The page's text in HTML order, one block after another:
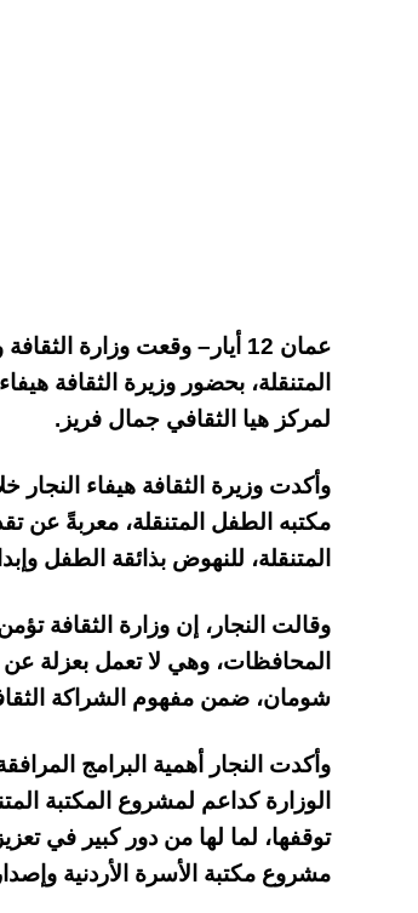
عمان 12 أيار– وقعت وزارة
المتنقلة، بحضور وزيرة الثقافة
لمركز هيا الثقافي جمال فريز.
وأكدت وزيرة الثقافة هيفاء النجار
المتنقلة، للنهوض بذائقة الطفل
وقالت النجار، إن وزارة الثقافة
المحافظات، وهي لا تعمل بعزلة
شومان، ضمن مفهوم الشراكة
وأكدت النجار أهمية البرامج
الوزارة كداعم لمشروع المكتبة
توقفها، لما لها من دور كبير في
مشروع مكتبة الأسرة الأردنية